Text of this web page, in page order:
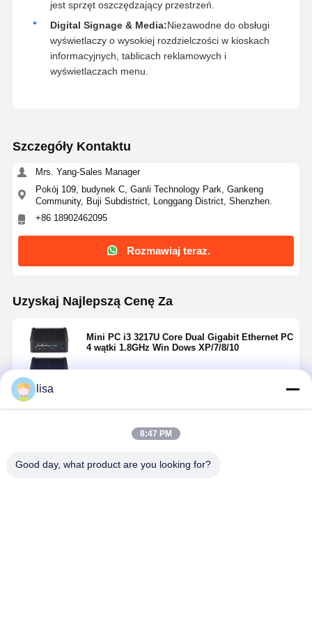
jest sprzęt oszczędzający przestrzeń.
Digital Signage & Media:Niezawodne do obsługi
wyświetlaczy o wysokiej rozdzielczości w kioskach
informacyjnych, tablicach reklamowych i
wyświetlaczach menu.
Szczegóły Kontaktu
Mrs. Yang-Sales Manager
Pokój 109, budynek C, Ganli Technology Park, Gankeng
Community, Buji Subdistrict, Longgang District, Shenzhen.
+86 18902462095
Rozmawiaj teraz.
Uzyskaj Najlepszą Cenę Za
Mini PC i3 3217U Core Dual Gigabit Ethernet PC
4 wątki 1.8GHz Win Dows XP/7/8/10
Kontyntynuj
lisa
8:47 PM
Good day, what product are you looking for?